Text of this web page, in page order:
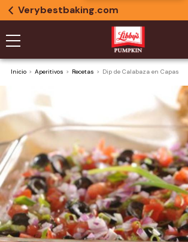
Verybestbaking.com
Inicio Aperitivos Recetas Dip de Calabaza en Capas